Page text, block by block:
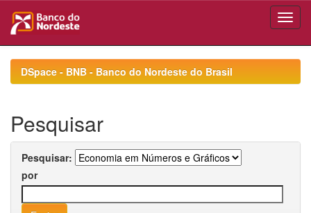
navigationDSpace - BNB - Banco do Nordeste do Brasil
Pesquisar
Pesquisar:
por